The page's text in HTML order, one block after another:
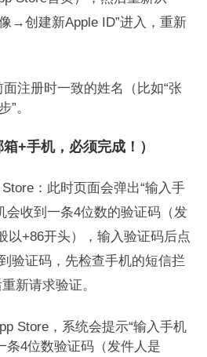
→创建新Apple ID”进入，重新
注册时一致的姓名（比如“张
”。
+手机，必须完成！）
：此时页面会弹出“输入手
会收到一条4位数的验证码（发
以+86开头），输入验证码后点
验证码，先检查手机的短信拦
新请求验证。
Store，系统会提示“输入手机
条4位数验证码（发件人是